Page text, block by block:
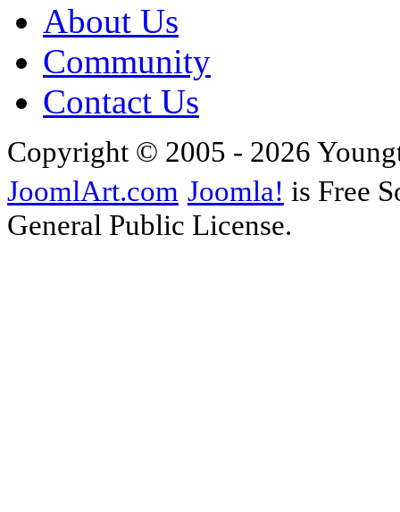
About Us
Community
Contact Us
Copyright © 2005 - 2026
JoomlArt.com Joomla! is Free
General Public License.